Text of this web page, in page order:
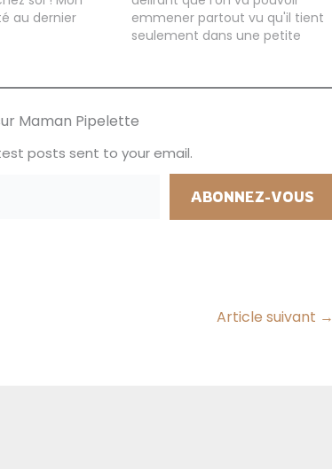
au dernier
il m'a…
emmener partout vu qu'il tient
seulement dans une petite
effet grâce à lui les enfants
apprendre l'orthographe tout…
Maman Pipelette
posts sent to your email.
ABONNEZ-VOUS
Article suivant →